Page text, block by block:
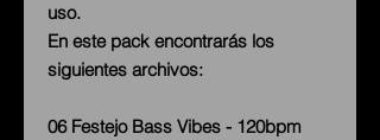
uso.
En este pack encontrarás los
siguientes archivos:
06 Festejo Bass Vibes - 120bpm